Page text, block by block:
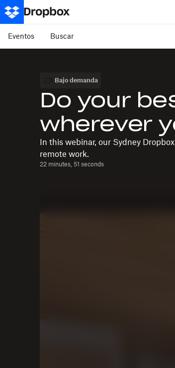
Eventos Buscar
Bajo demanda
Do your
wherever
In this webinar, our Sydney
remote work.
22 minutes, 51 seconds